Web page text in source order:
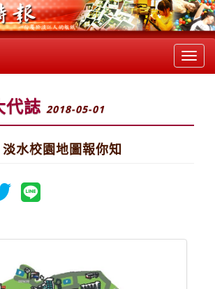
代誌 2018-05-01
水校園地圖報你知